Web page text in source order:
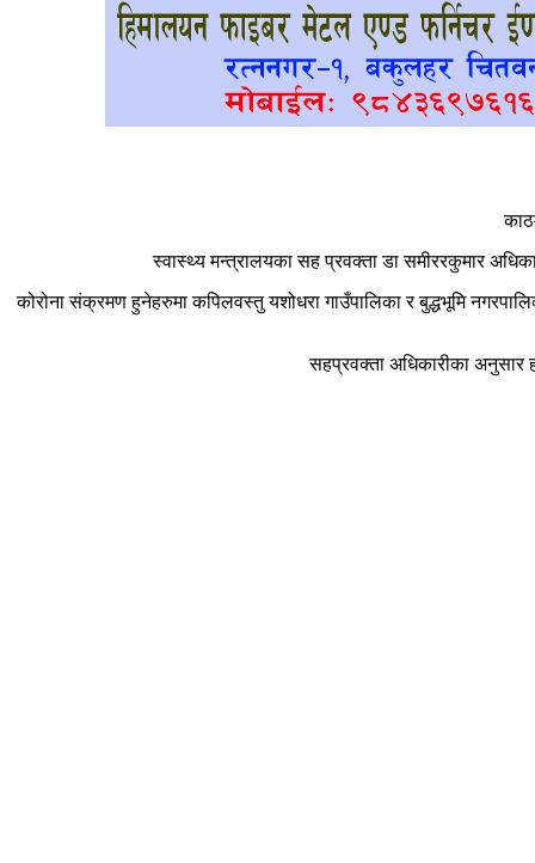
स्वास्थ्य मन्त्रालयका सह प्रवक्ता डा समीररकुमार
कोरोना संक्रमण हुनेहरुमा कपिलवस्तु यशोधरा गाउँपालिका र बुद्धभूमि
सहप्रवक्ता अधिकारीका अनुसार